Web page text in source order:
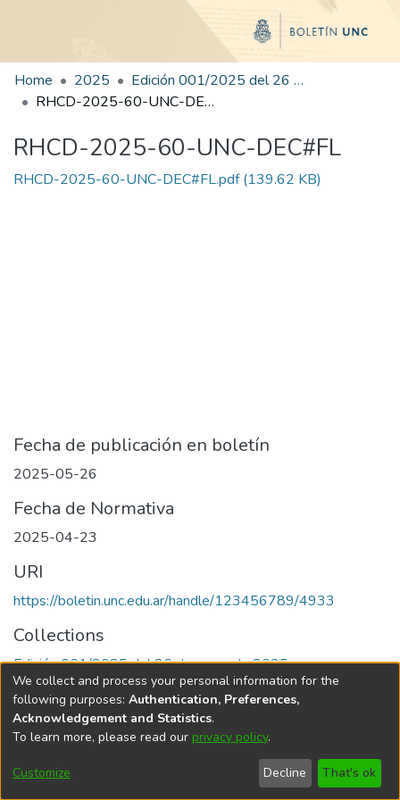
Home 2025
Edición 001/2025 del 26 de mayo de 2025
RHCD-2025-60-UNC-DEC#FL
RHCD-2025-60-UNC-DEC#FL
RHCD-2025-60-UNC-DEC#FL.pdf(139.62 KB)
Fecha de publicación en boletín
2025-05-26
Fecha de Normativa
2025-04-23
URI
https://boletin.unc.edu.ar/handle/123456789/4933
Collections
Edición 001/2025 del 26 de mayo de 2025
Universidad Nacional de Córdoba
We collect and process your personal information for the
following purposes: Authentication, Preferences,
Acknowledgement and Statistics.
To learn more, please read our privacy policy.
Customize Decline That's ok